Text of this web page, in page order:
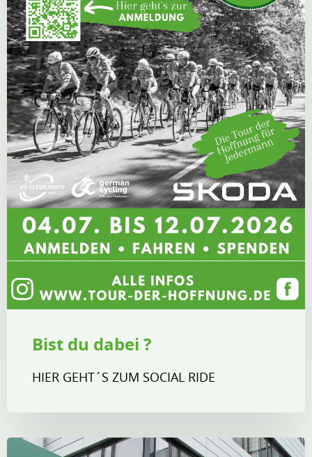
Bist du dabei ?
HIER GEHT´S ZUM SOCIAL RIDE